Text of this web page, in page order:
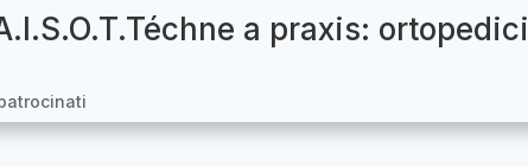
a praxis: ortopedici